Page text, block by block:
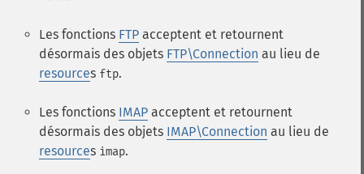
Les fonctions FTP acceptent et retournent
désormais des objets FTP\Connection au lieu de
resources ftp.
Les fonctions IMAP acceptent et retournent
désormais des objets IMAP\Connection au lieu de
resources imap.